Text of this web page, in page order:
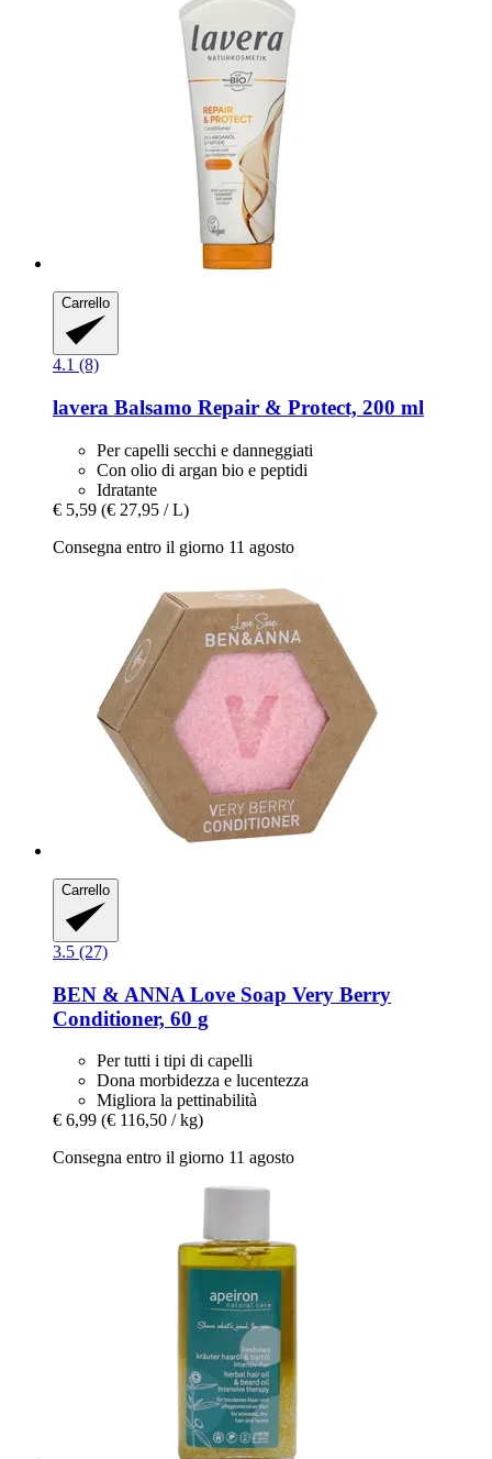
Carrello
4.1 (8)
lavera Balsamo Repair & Protect, 200 ml
Per capelli secchi e danneggiati
Con olio di argan bio e peptidi
Idratante
€ 5,59 (€ 27,95 / L)
Consegna entro il giorno 11 agosto
Carrello
3.5 (27)
BEN & ANNA Love Soap Very Berry
Conditioner, 60 g
Per tutti i tipi di capelli
Dona morbidezza e lucentezza
Migliora la pettinabilità
€ 6,99 (€ 116,50 / kg)
Consegna entro il giorno 11 agosto